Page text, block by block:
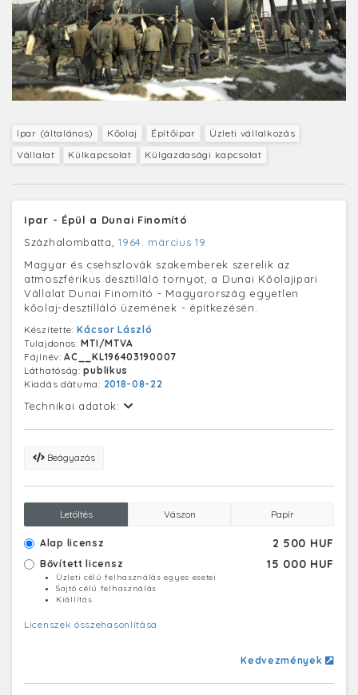
Ipar (általános) Kőolaj Építőipar
Üzleti vállalkozás
Vállalat
Külkapcsolat Külgazdasági kapcsolat
Ipar - Épül a Dunai Finomító
Százhalombatta,1964. március 19.
Magyar és csehszlovák szakemberek szerelik az
atmoszférikus desztilláló tornyot, a Dunai Kőolajipari
Vállalat Dunai Finomító - Magyarország egyetlen
kőolaj-desztilláló üzemének - építkezésén.
Készítette:Kácsor László
Tulajdonos:MTI/MTVA
Fájlnév:AC__KL196403190007
Láthatóság:publikus
Kiadás dátuma: 2018-08-22
Technikai adatok:
Beágyazás
Letöltés Vászon Papír
Alap licensz 2 500 HUF
Bővített licensz 15 000 HUF
Üzleti célú felhasználás egyes esetei
Sajtó célú felhasználás
Kiállítás
Licenszek összehasonlítása
Kedvezmények